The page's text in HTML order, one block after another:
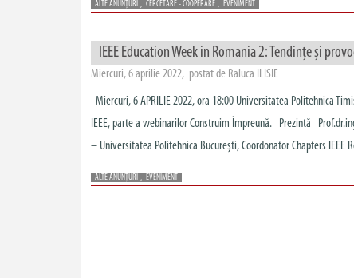
ALTE ANUNȚURI , CERCETARE - COOPERARE , EVENIMENT
IEEE Education Week in Romania 2: Tendințe și
Miercuri, 6 aprilie 2022, postat de Raluca ILISIE
Miercuri, 6 APRILIE 2022, ora 18:00 Universitatea Politehnica
IEEE, parte a webinarilor Construim Împreună. Prezintă
– Universitatea Politehnica București, Coordonator Chapters IEEE
ALTE ANUNȚURI , EVENIMENT